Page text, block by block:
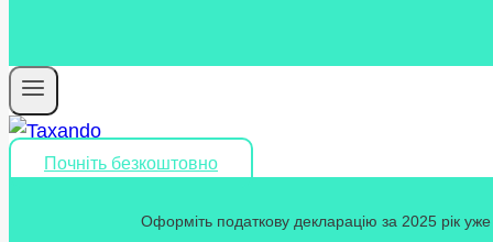
Почніть безкоштовно
Оформіть податкову декларацію за 2025 рік